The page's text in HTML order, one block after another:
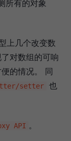
所有的对象
上几个改变数
对数组的可响
的情况。 同
setter
也
API 。